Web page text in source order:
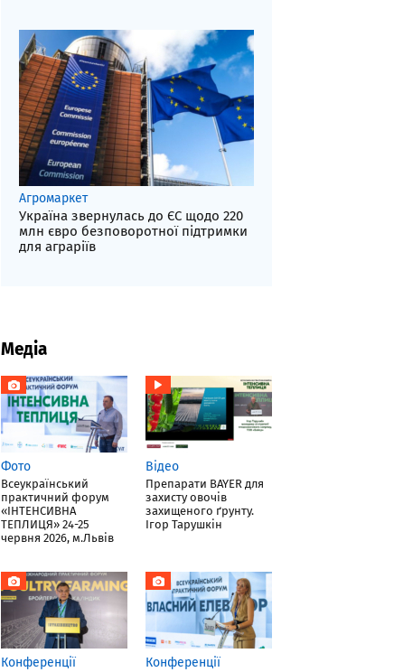
Агромаркет
Україна звернулась до ЄС щодо 220
млн євро безповоротної підтримки
для аграріїв
Медіа
Фото
Всеукраїнський
практичний форум
«ІНТЕНСИВНА
ТЕПЛИЦЯ» 24-25
червня 2026, м.Львів
Відео
Препарати BAYER для
захисту овочів
захищеного ґрунту.
Ігор Тарушкін
Конференції Конференції